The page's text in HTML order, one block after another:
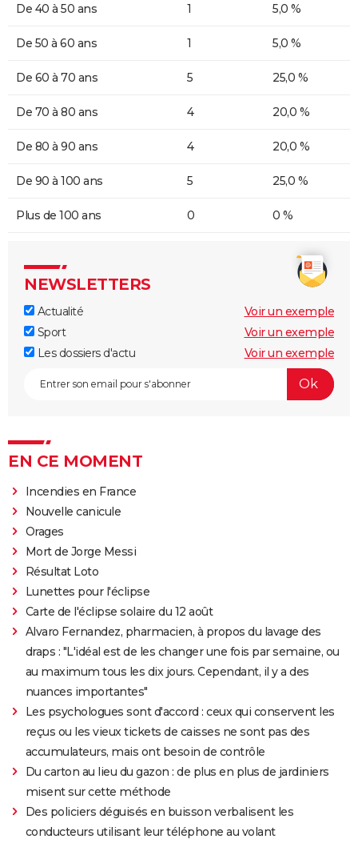
De 40 à 50 ans 1 5,0 %
De 50 à 60 ans 1 5,0 %
De 60 à 70 ans 5 25,0 %
De 70 à 80 ans 4 20,0 %
De 80 à 90 ans 4 20,0 %
De 90 à 100 ans 5 25,0 %
Plus de 100 ans 0 0 %
NEWSLETTERS
Actualité
Voir un exemple
Sport
Voir un exemple
Les dossiers d'actu
Voir un exemple
EN CE MOMENT
Incendies en France
Nouvelle canicule
Orages
Mort de Jorge Messi
Résultat Loto
Lunettes pour l'éclipse
Carte de l'éclipse solaire du 12 août
Alvaro Fernandez, pharmacien, à propos du lavage des
draps : "L'idéal est de les changer une fois par semaine, ou
au maximum tous les dix jours. Cependant, il y a des
nuances importantes"
Les psychologues sont d'accord : ceux qui conservent les
reçus ou les vieux tickets de caisses ne sont pas des
accumulateurs, mais ont besoin de contrôle
Du carton au lieu du gazon : de plus en plus de jardiniers
misent sur cette méthode
Des policiers déguisés en buisson verbalisent les
conducteurs utilisant leur téléphone au volant